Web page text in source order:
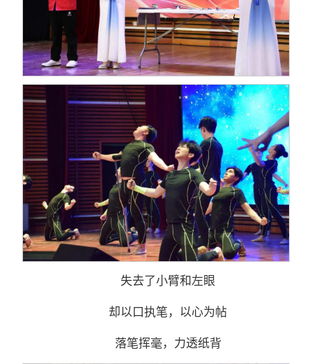
失去了小臂和左眼
却以口执笔，以心为帖
落笔挥毫，力透纸背